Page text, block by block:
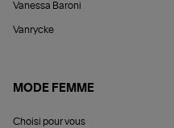
Vanessa Baroni
Vanrycke
MODE FEMME
Choisi pour vous